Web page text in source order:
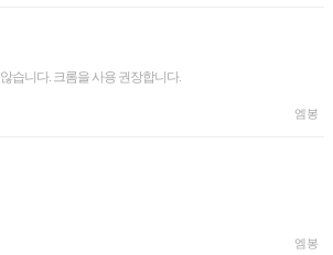
습니다. 크롬을 사용 권장합니다.
엠봉
엠봉